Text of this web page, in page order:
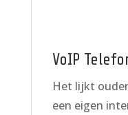
VoIP
Het lijkt
een eigen